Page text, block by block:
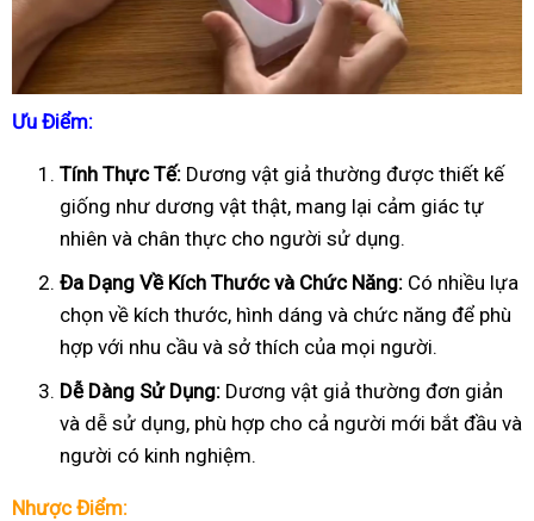
Ưu Điểm:
Tính Thực Tế: Dương vật giả thường được thiết kế
giống như dương vật thật, mang lại cảm giác tự
nhiên và chân thực cho người sử dụng.
Đa Dạng Về Kích Thước và Chức Năng: Có nhiều lựa
chọn về kích thước, hình dáng và chức năng để phù
hợp với nhu cầu và sở thích của mọi người.
Dễ Dàng Sử Dụng: Dương vật giả thường đơn giản
và dễ sử dụng, phù hợp cho cả người mới bắt đầu và
người có kinh nghiệm.
Nhược Điểm: